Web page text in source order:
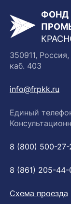
ФОНД
350911,
каб. 403
info@frpkk.ru
Единый
8 (800) 500-27-
8 (861) 205-44-
Схема проезда